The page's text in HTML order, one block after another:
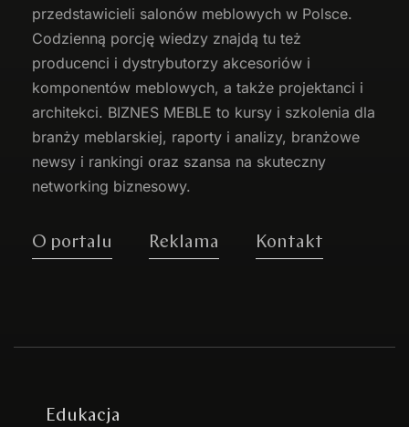
przedstawicieli salonów meblowych w Polsce.
Codzienną porcję wiedzy znajdą tu też
producenci i dystrybutorzy akcesoriów i
komponentów meblowych, a także projektanci i
architekci. BIZNES MEBLE to kursy i szkolenia dla
branży meblarskiej, raporty i analizy, branżowe
newsy i rankingi oraz szansa na skuteczny
networking biznesowy.
O portalu Reklama Kontakt
Edukacja